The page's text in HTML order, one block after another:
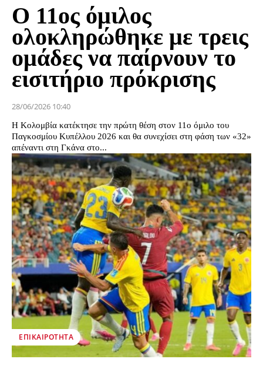
Ο 11ος όμιλος
ολοκληρώθηκε με τρεις
ομάδες να παίρνουν το
εισιτήριο πρόκρισης
28/06/2026 10:40
Η Κολομβία κατέκτησε την πρώτη θέση στον 11ο όμιλο του
Παγκοσμίου Κυπέλλου 2026 και θα συνεχίσει στη φάση των «32»
απέναντι στη Γκάνα στο...
ΕΠΙΚΑΙΡΌΤΗΤΑ